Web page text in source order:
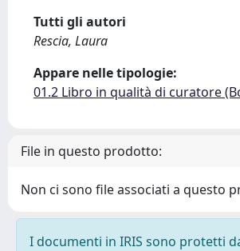
Tutti gli autori
Rescia, Laura
Appare nelle tipologie:
01.2 Libro in qualità di curatore
File in questo prodotto:
Non ci sono file associati a questo
I documenti in IRIS sono protetti